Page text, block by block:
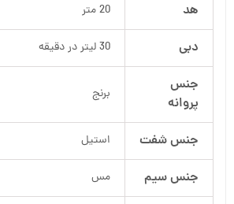
هد 20 متر
دبی 30 لیتر در دقیقه
جنس
پروانه
برنج
جنس شفت استیل
جنس سیم مس